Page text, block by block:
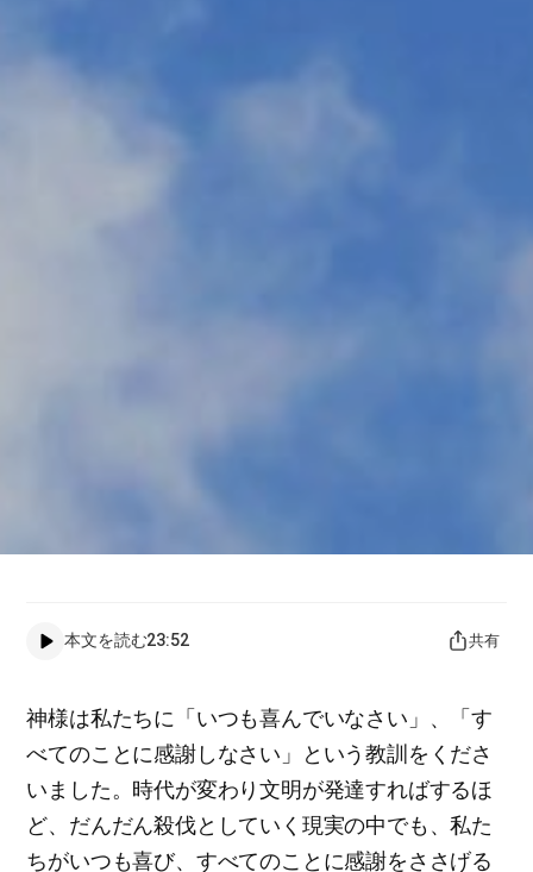
本文を読む23:52 共有
神様は私たちに「いつも喜んでいなさい」、「す
べてのことに感謝しなさい」という教訓をくださ
いました。時代が変わり文明が発達すればするほ
ど、だんだん殺伐としていく現実の中でも、私た
ちがいつも喜び、すべてのことに感謝をささげる